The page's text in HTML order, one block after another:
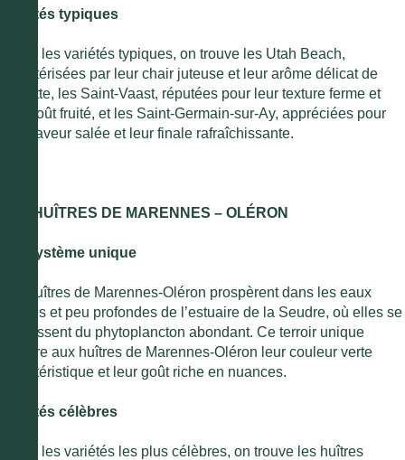
Variétés typiques
Parmi les variétés typiques, on trouve les Utah Beach,
caractérisées par leur chair juteuse et leur arôme délicat de
noisette, les Saint-Vaast, réputées pour leur texture ferme et
leur goût fruité, et les Saint-Germain-sur-Ay, appréciées pour
leur saveur salée et leur finale rafraîchissante.
LES HUÎTRES DE MARENNES – OLÉRON
Écosystème unique
Les huîtres de Marennes-Oléron prospèrent dans les eaux
calmes et peu profondes de l’estuaire de la Seudre, où elles se
nourrissent du phytoplancton abondant. Ce terroir unique
confère aux huîtres de Marennes-Oléron leur couleur verte
caractéristique et leur goût riche en nuances.
Variétés célèbres
Parmi les variétés les plus célèbres, on trouve les huîtres